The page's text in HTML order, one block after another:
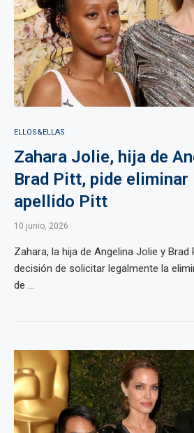
ELLOS&ELLAS
Zahara Jolie, hija de
Brad Pitt, pide eliminar
apellido Pitt
10 junio, 2026
Zahara, la hija de Angelina Jolie y
decisión de solicitar legalmente la
de ...